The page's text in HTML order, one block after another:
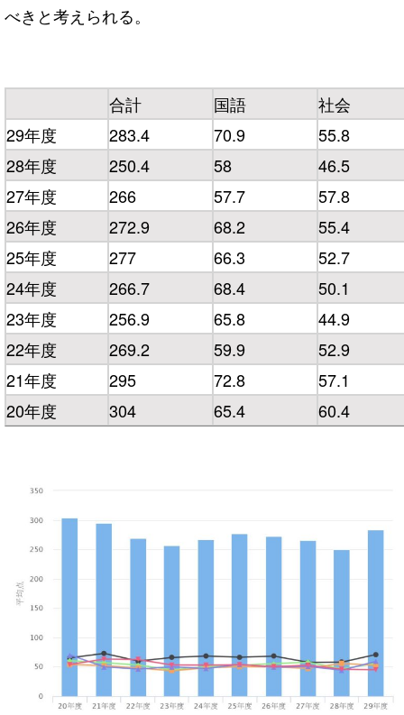
べきと考えられる。
合計 国語
社会
29年度
283.4 70.9
55.8
28年度
250.4 58
46.5
27年度
266 57.7
57.8
26年度
272.9 68.2
55.4
25年度
277 66.3
52.7
24年度
266.7 68.4
50.1
23年度
256.9 65.8
44.9
22年度
269.2 59.9
52.9
21年度
295 72.8
57.1
20年度
304 65.4 60.4